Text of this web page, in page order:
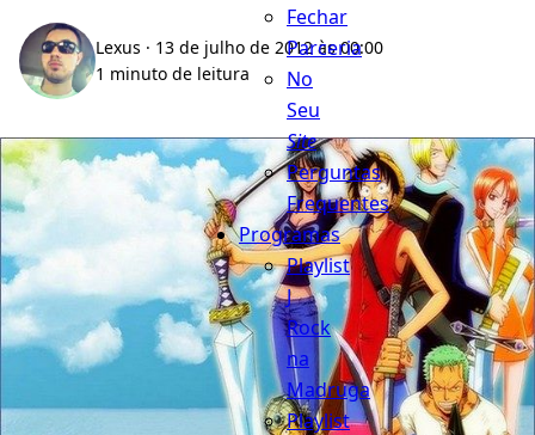
Fechar
Parceria
No
Seu
Site
Perguntas
Frequentes
Programas
Playlist
J
Rock
na
Madruga
Playlist
Lexus · 13 de julho de 2012 às 00:00
1 minuto de leitura